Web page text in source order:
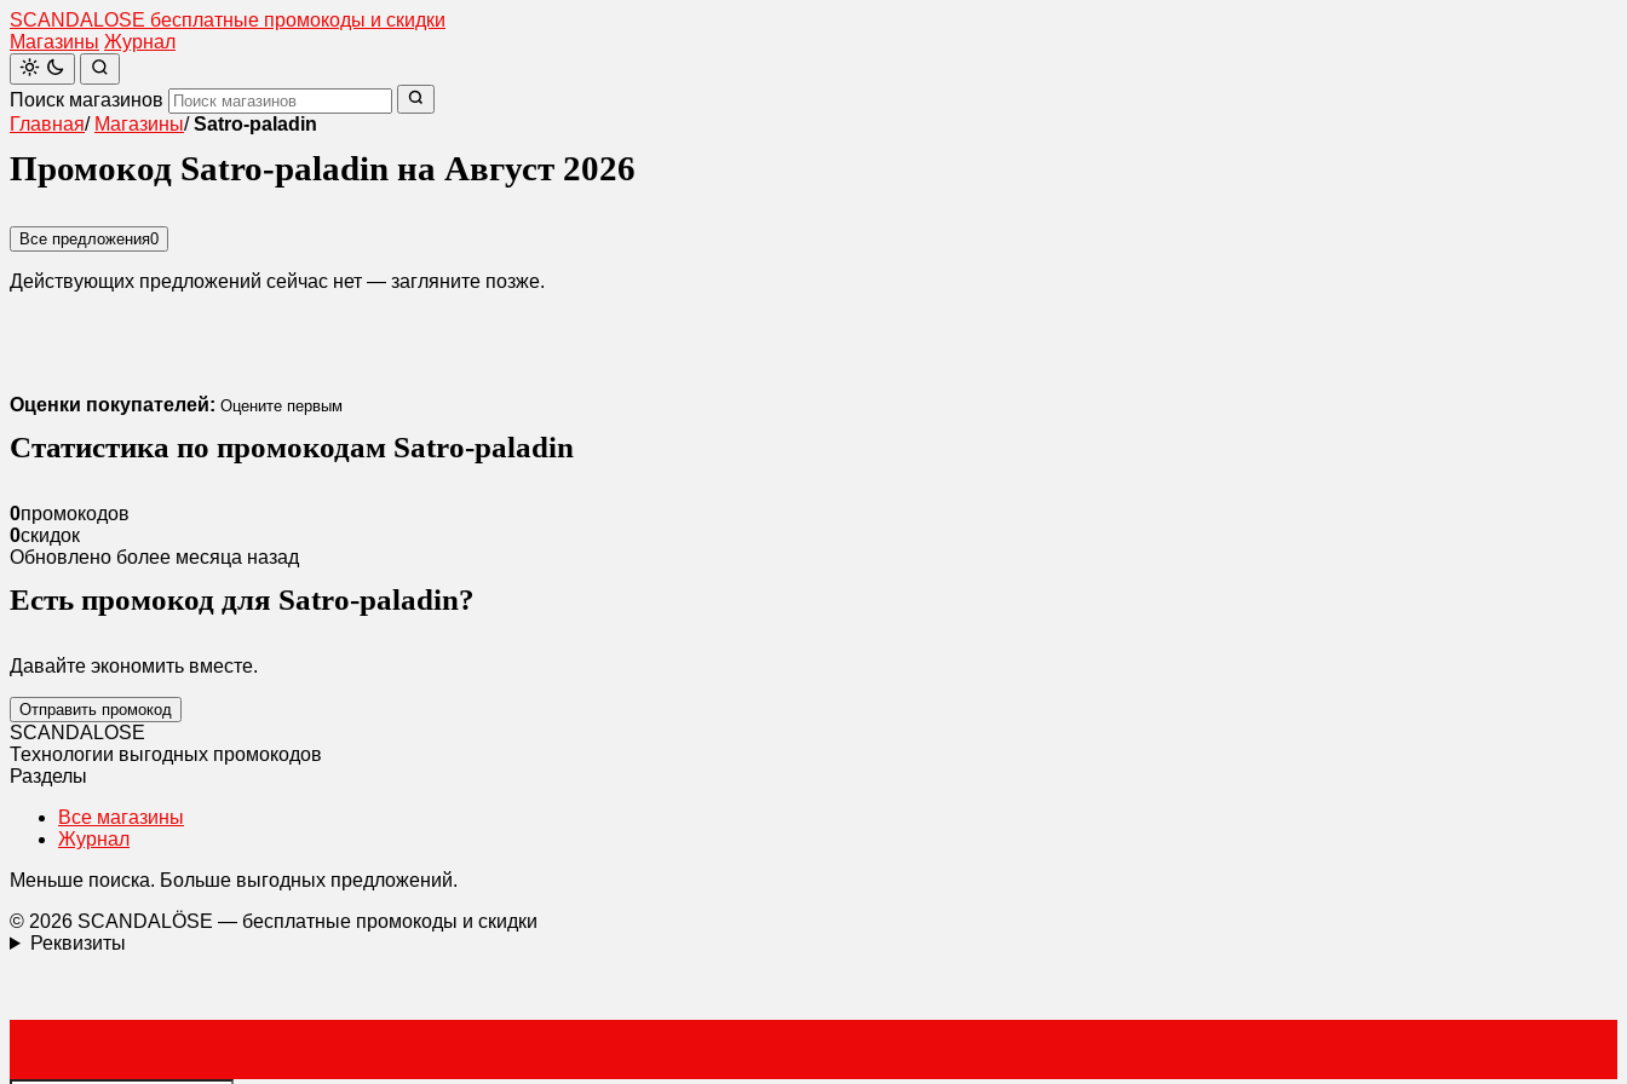
SCANDALOSE бесплатные промокоды и скидки
Магазины Журнал
Поиск магазинов
Главная/ Магазины/ Satro-paladin
Промокод Satro-paladin на Август 2026
Все предложения0
Действующих предложений сейчас нет — загляните позже.
Оценки покупателей: Оцените первым
Статистика по промокодам Satro-paladin
0промокодов
0скидок
Обновлено более месяца назад
Есть промокод для Satro-paladin?
Давайте экономить вместе.
Отправить промокод
SCANDALOSE
Технологии выгодных промокодов
Разделы
Все магазины
Журнал
Меньше поиска. Больше выгодных предложений.
© 2026 SCANDALÖSE — бесплатные промокоды и скидки
Реквизиты